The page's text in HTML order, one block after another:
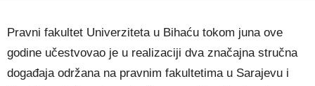
Pravni fakultet Univerziteta u Bihaću tokom juna ove
godine učestvovao je u realizaciji dva značajna stručna
događaja održana na pravnim fakultetima u Sarajevu i